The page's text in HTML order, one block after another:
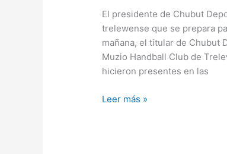
El presidente de Chubut
trelewense que se prepara
mañana, el titular de Chubut
Muzio Handball Club de
hicieron presentes en las
Leer más »